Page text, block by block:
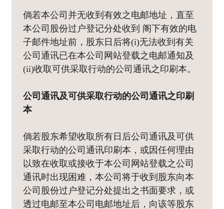
倘若本公司并无收到有效之电邮地址，直至
本公司股份过户登记分处收到 阁下有效的电
子邮件地址前，股东日后将(i)无法收到有关
公司通讯已在本公司网站登载之电邮通知及
(ii)收取可供采取行动的公司通讯之印刷本。
公司通讯及可供采取行动的公司通讯之印刷
本
倘若股东希望收取所有日后公司通讯及可供
采取行动的公司通讯印刷本，或因任何理由
以致在收取或接收于本公司网站登载之公司
通讯时出现困难，本公司将于收到股东向本
公司股份过户登记分处提出之书面要求，或
透过电邮至本公司电邮地址后，向该等股东